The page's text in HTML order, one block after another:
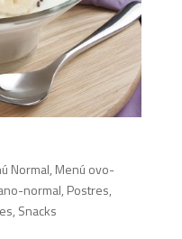
Normal, Menú ovo-
normal, Postres,
, Snacks